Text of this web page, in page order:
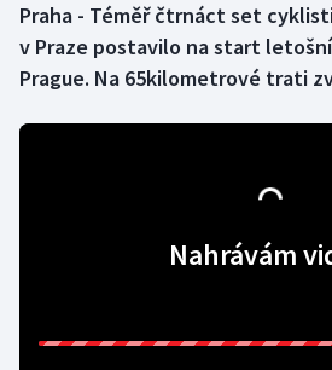
Dostihy
Florbal
Praha - Téměř čtrnáct set
v Praze postavilo na start
Prague. Na 65kilometrové trati
Nahrávám